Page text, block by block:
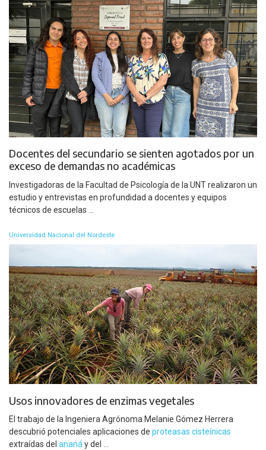
Docentes del secundario se sienten agotados por un
exceso de demandas no académicas
Investigadoras de la Facultad de Psicología de la UNT realizaron un
estudio y entrevistas en profundidad a docentes y equipos
técnicos de escuelas ...
Universidad Nacional del Nordeste
Usos innovadores de enzimas vegetales
El trabajo de la Ingeniera Agrónoma Melanie Gómez Herrera
descubrió potenciales aplicaciones de proteasas cisteínicas
extraídas del ananáy del ...